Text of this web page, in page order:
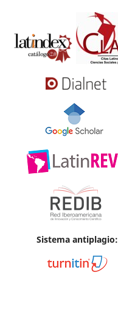
Sistema antiplagio: